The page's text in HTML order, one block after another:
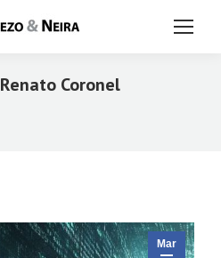
Renato Coronel
Mar